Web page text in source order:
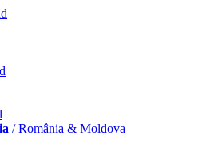
/ România & Moldova